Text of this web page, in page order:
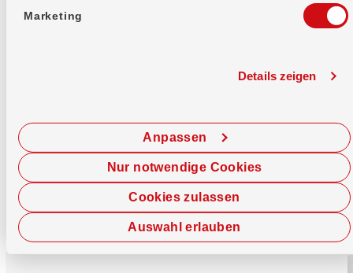
Marketing
Details zeigen
Cookies zulassen
Anpassen
Auswahl erlauben
Nur notwendige Cookies
Jetzt chatten